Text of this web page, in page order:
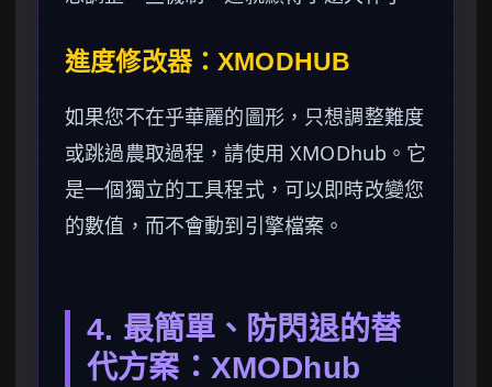
進度修改器：XMODHUB
如果您不在乎華麗的圖形，只想調整難度
或跳過農取過程，請使用 XMODhub。它
是一個獨立的工具程式，可以即時改變您
的數值，而不會動到引擎檔案。
4. 最簡單、防閃退的替
代方案：XMODhub